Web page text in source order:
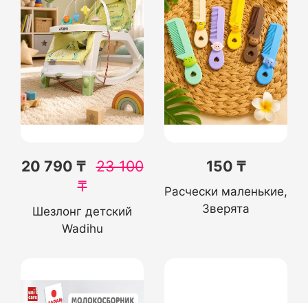
20 790 ₸ 23 100
₸
Шезлонг детский
Wadihu
150 ₸
Расчески маленькие,
Зверята